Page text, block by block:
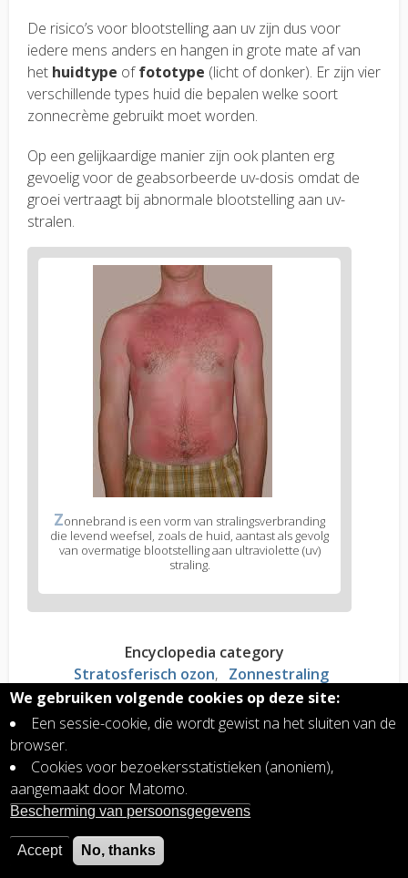
De risico’s voor blootstelling aan uv zijn dus voor
iedere mens anders en hangen in grote mate af van
het huidtype offototype (licht of donker). Er zijn vier
verschillende types huid die bepalen welke soort
zonnecrème gebruikt moet worden.
Op een gelijkaardige manier zijn ook planten erg
gevoelig voor de geabsorbeerde uv-dosis omdat de
groei vertraagt bij abnormale blootstelling aan uv-
stralen.
Zonnebrand is een vorm van stralingsverbranding
die levend weefsel, zoals de huid, aantast als gevolg
van overmatige blootstelling aan ultraviolette (uv)
straling.
Encyclopedia category
Stratosferisch ozon
Zonnestraling
Elektromagnetische zonnestraling,
ontsnappende energie van de Zon
Ozongat boven Antarctica, wat is het en wat
Ultraviolette straling (uv) van de Zon, definitie
We gebruiken volgende cookies op deze site:
Een sessie-cookie, die wordt gewist na het sluiten van de
browser.
Cookies voor bezoekersstatistieken (anoniem),
aangemaakt door Matomo.
Bescherming van persoonsgegevens
Accept No, thanks